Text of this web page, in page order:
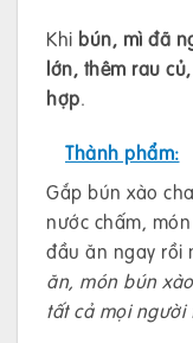
Khi bún, mì đã
lớn, thêm rau
hợp.
Thành phẩm:
Gắp bún xào
nước chấm,
đầu ăn ngay rồi
ăn, món bún
tất cả mọi